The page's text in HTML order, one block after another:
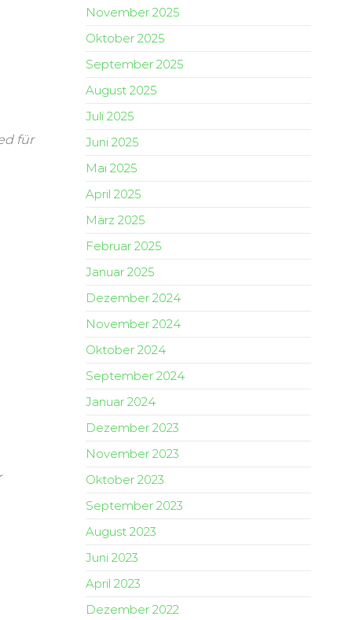
für
November 2025
Oktober 2025
September 2025
August 2025
Juli 2025
Juni 2025
Mai 2025
April 2025
März 2025
Februar 2025
Januar 2025
Dezember 2024
November 2024
Oktober 2024
September 2024
Januar 2024
Dezember 2023
November 2023
Oktober 2023
September 2023
August 2023
Juni 2023
April 2023
Dezember 2022